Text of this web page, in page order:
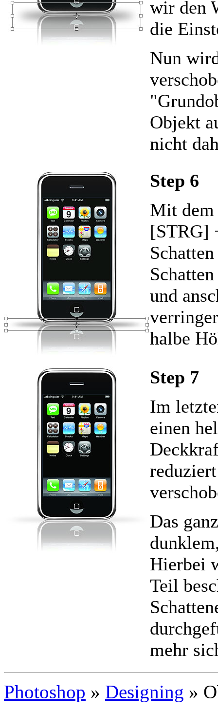
wir den
die
Nun
Objekt
nicht
Step 6
Mit dem
[STRG]
und
halbe
Step 7
Im
einen
Das
Hierbei
Teil
mehr
Photoshop » Designing »